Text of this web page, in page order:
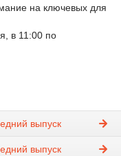
на ключевых для
в 11:00 по
выпуск
выпуск